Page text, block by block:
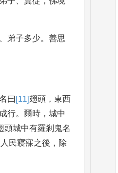
、 弟子多少。 善思
曰 [11]翅頭 ， 東西
行。 爾時 ， 城中
頭城中有羅剎鬼名
人民寢寐之後 ， 除